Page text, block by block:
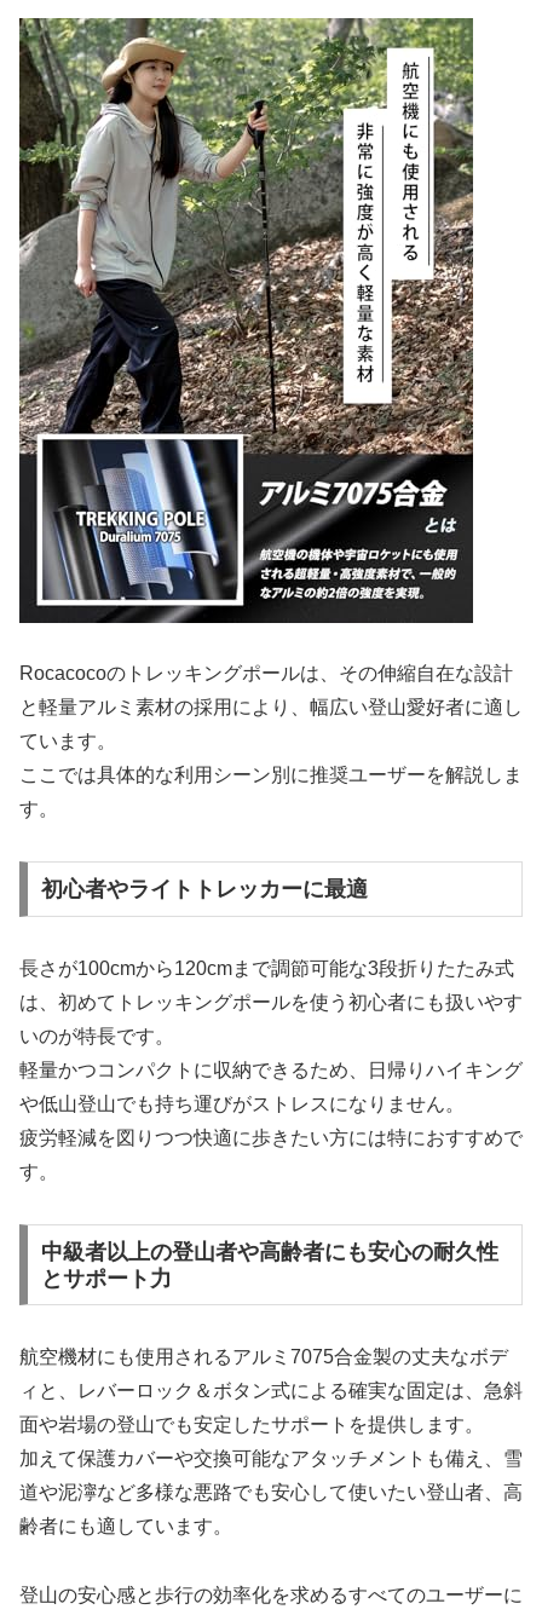
Rocacocoのトレッキングポールは、その伸縮自在な設計
と軽量アルミ素材の採用により、幅広い登山愛好者に適し
ています。
ここでは具体的な利用シーン別に推奨ユーザーを解説しま
す。
初心者やライトトレッカーに最適
長さが100cmから120cmまで調節可能な3段折りたたみ式
は、初めてトレッキングポールを使う初心者にも扱いやす
いのが特長です。
軽量かつコンパクトに収納できるため、日帰りハイキング
や低山登山でも持ち運びがストレスになりません。
疲労軽減を図りつつ快適に歩きたい方には特におすすめで
す。
中級者以上の登山者や高齢者にも安心の耐久性
とサポート力
航空機材にも使用されるアルミ7075合金製の丈夫なボデ
ィと、レバーロック＆ボタン式による確実な固定は、急斜
面や岩場の登山でも安定したサポートを提供します。
加えて保護カバーや交換可能なアタッチメントも備え、雪
道や泥濘など多様な悪路でも安心して使いたい登山者、高
齢者にも適しています。
登山の安心感と歩行の効率化を求めるすべてのユーザーに